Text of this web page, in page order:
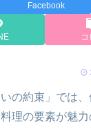
Facebook
の約束」では
理の要素が魅